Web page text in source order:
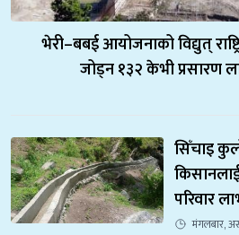
भेरी–बबई आयोजनाको विद्युत्
जोड्न १३२ केभी प्रसारण
सिँचाइ
परिवार
मंगलबार,